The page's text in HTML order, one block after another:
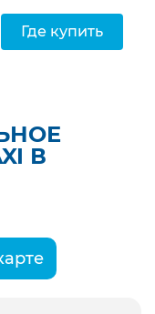
Где купить
В